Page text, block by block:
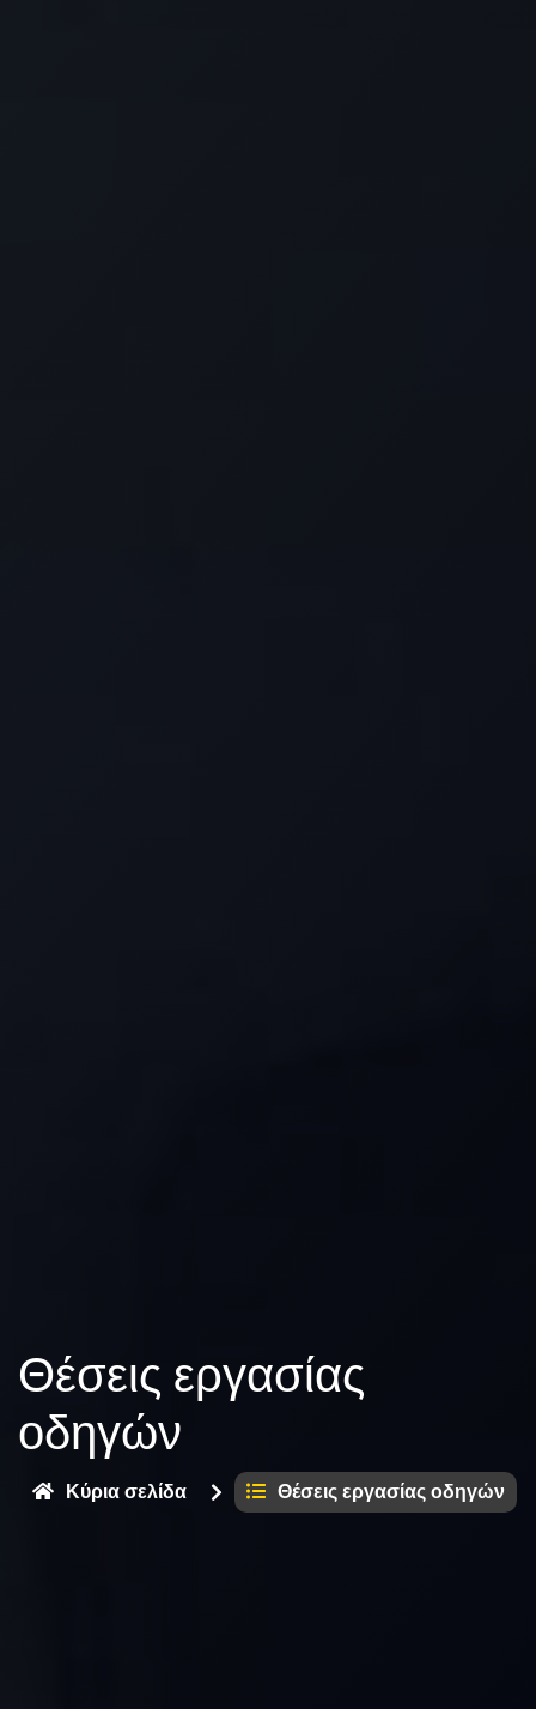
Θέσεις εργασίας
οδηγών
Κύρια σελίδα Θέσεις εργασίας οδηγών